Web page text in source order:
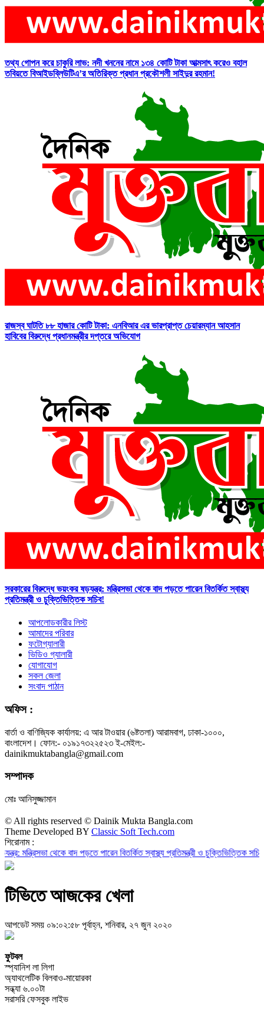
তথ্য গোপন করে চাকুরি লাভ: নদী খননের নামে ১৩৪ কোটি টাকা আত্মসাৎ করেও বহাল
তবিয়তে বিআইডব্লিউটিএ’র অতিরিক্ত প্রধান প্রকৌশলী সাইদুর রহমান!
রাজস্ব ঘাটতি ৮৮ হাজার কোটি টাকা: এনবিআর এর ভারপ্রাপ্ত চেয়ারম্যান আহসান
হাবিবের বিরুদ্ধে প্রধানমন্ত্রীর দপ্তরে অভিযোগ
সরকারের বিরুদ্ধে ভয়ংকর ষড়যন্ত্র: মন্ত্রিসভা থেকে বাদ পড়তে পারেন বিতর্কিত স্বাস্থ্য
প্রতিমন্ত্রী ও চুক্তিভিত্তিক সচিব!
আপলোডকারীর লিস্ট
আমাদের পরিবার
ফটোগ্যালারী
ভিডিও গ্যালারী
যোগাযোগ
সকল জেলা
সংবাদ পাঠান
অফিস :
বার্তা ও বাণিজ্যিক কার্যালয়: এ আর টাওয়ার (৬ষ্টতলা) আরামবাগ, ঢাকা-১০০০,
বাংলাদেশ। ফোন:- ০১৯১৭৩২২৫২৩ ই-মেইল:-
dainikmuktabangla@gmail.com
সম্পাদক
মোঃ আনিসুজ্জামান
© All rights reserved © Dainik Mukta Bangla.com
Theme Developed BY Classic Soft Tech.com
শিরোনাম :
থেকে বাদ পড়তে পারেন বিতর্কিত স্বাস্থ্য প্রতিমন্ত্রী ও চুক্তিভিত্তিক সচিব!রাজস্ব
টিভিতে আজকের খেলা
আপডেট সময় ০৯:০২:৫৮ পূর্বাহ্ন, শনিবার, ২৭ জুন ২০২০
ফুটবল
স্প্যানিশ লা লিগা
অ্যাথলেটিক বিলবাও-মায়োরকা
সন্ধ্যা ৬.০০টা
সরাসরি ফেসবুক লাইভ